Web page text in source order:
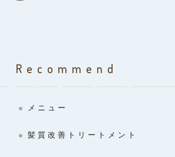
Recommend
メニュー
髪質改善トリートメント